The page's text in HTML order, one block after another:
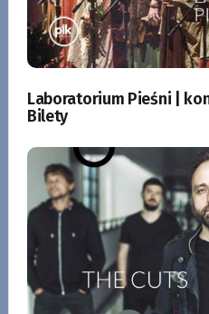
Laboratorium Pieśni |
Bilety